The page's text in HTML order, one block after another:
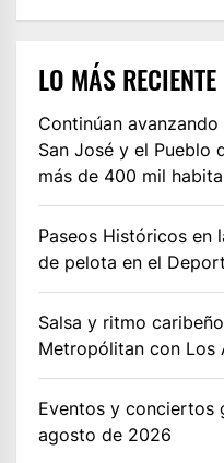
LO MÁS RECIENTE
Continúan
San José y el Pueblo
más de 400 mil
Paseos Históricos en
de pelota en el
Salsa y ritmo
Metropólitan con Los
Eventos y conciertos
agosto de 2026